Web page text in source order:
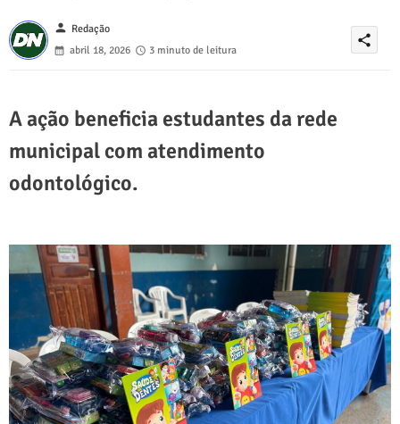
person Redação
abril 18, 2026
3 minuto de leitura
share
A ação beneficia estudantes da rede
municipal com atendimento
odontológico.